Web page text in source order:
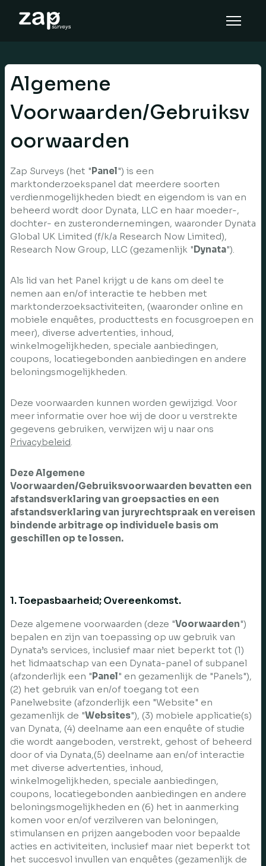
PT-BR
Algemene
Voorwaarden/Gebruiksv
oorwaarden
Zap Surveys (het "Panel") is een
marktonderzoekspanel dat meerdere soorten
verdienmogelijkheden biedt en eigendom is van en
beheerd wordt door Dynata, LLC en haar moeder-,
dochter- en zusterondernemingen, waaronder Dynata
Global UK Limited (f/k/a Research Now Limited),
Research Now Group, LLC (gezamenlijk "Dynata").
Als lid van het Panel krijgt u de kans om deel te
nemen aan en/of interactie te hebben met
marktonderzoeksactiviteiten, (waaronder online en
mobiele enquêtes, producttests en focusgroepen en
meer), diverse advertenties, inhoud,
winkelmogelijkheden, speciale aanbiedingen,
coupons, locatiegebonden aanbiedingen en andere
beloningsmogelijkheden.
Deze voorwaarden kunnen worden gewijzigd. Voor
meer informatie over hoe wij de door u verstrekte
gegevens gebruiken, verwijzen wij u naar ons
Privacybeleid.
Deze Algemene
Voorwaarden/Gebruiksvoorwaarden bevatten een
afstandsverklaring van groepsacties en een
afstandsverklaring van juryrechtspraak en vereisen
bindende arbitrage op individuele basis om
geschillen op te lossen.
1. Toepasbaarheid; Overeenkomst.
Deze algemene voorwaarden (deze "Voorwaarden")
bepalen en zijn van toepassing op uw gebruik van
Dynata’s services, inclusief maar niet beperkt tot (1)
het lidmaatschap van een Dynata-panel of subpanel
(afzonderlijk een "Panel" en gezamenlijk de "Panels"),
(2) het gebruik van en/of toegang tot een
Panelwebsite (afzonderlijk een "Website" en
gezamenlijk de "Websites"), (3) mobiele applicatie(s)
van Dynata, (4) deelname aan een enquête of studie
die wordt aangeboden, verstrekt, gehost of beheerd
door of via Dynata,(5) deelname aan en/of interactie
met diverse advertenties, inhoud,
winkelmogelijkheden, speciale aanbiedingen,
coupons, locatiegebonden aanbiedingen en andere
beloningsmogelijkheden en (6) het in aanmerking
komen voor en/of verzilveren van beloningen,
stimulansen en prijzen aangeboden voor bepaalde
acties en activiteiten, inclusief maar niet beperkt tot
het succesvol invullen van enquêtes (gezamenlijk de